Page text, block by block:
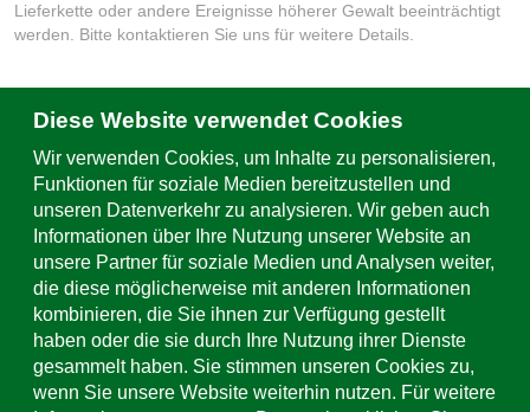
Diese Website verwendet Cookies
Wir verwenden Cookies, um Inhalte zu personalisieren,
Funktionen für soziale Medien bereitzustellen und
unseren Datenverkehr zu analysieren. Wir geben auch
Informationen über Ihre Nutzung unserer Website an
unsere Partner für soziale Medien und Analysen weiter,
die diese möglicherweise mit anderen Informationen
kombinieren, die Sie ihnen zur Verfügung gestellt
haben oder die sie durch Ihre Nutzung ihrer Dienste
gesammelt haben. Sie stimmen unseren Cookies zu,
wenn Sie unsere Website weiterhin nutzen. Für weitere
Lieferkette oder andere Ereignisse höherer Gewalt beeinträchtigt
werden. Bitte kontaktieren Sie uns für weitere Details.
Schreiben Sie uns
Kontaktformular & Standorte
Support & Service
+49 (0)781 508-0
E-Mail Adresse
info@uhl.de